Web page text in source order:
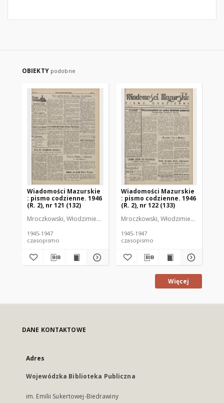
OBIEKTY podobne
Wiadomości Mazurskie
: pismo codzienne. 1946
(R. 2), nr 121 (132)
Mroczkowski, Włodzimierz (1902-1971). Redaktor
1945-1947
czasopismo
Wiadomości Mazurskie
: pismo codzienne. 1946
(R. 2), nr 122 (133)
Mroczkowski, Włodzimierz (1902-
1945-1947
czasopismo
Więcej
DANE KONTAKTOWE
Adres
Wojewódzka Biblioteka Publiczna
im. Emilii Sukertowej-Biedrawiny